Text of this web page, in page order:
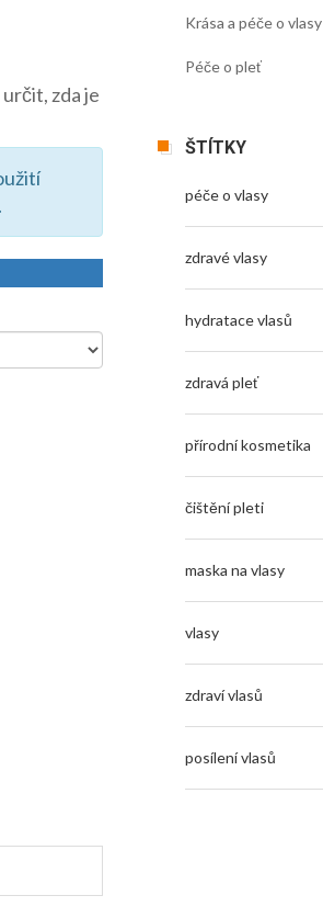
zda je
Krása a péče o vlasy
Péče o pleť
ŠTÍTKY
péče o vlasy
zdravé vlasy
hydratace vlasů
zdravá pleť
přírodní kosmetika
čištění pleti
maska na vlasy
vlasy
zdraví vlasů
posílení vlasů